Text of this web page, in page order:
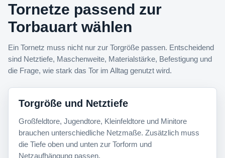
Tornetze passend zur
Torbauart wählen
Ein Tornetz muss nicht nur zur Torgröße passen. Entscheidend
sind Netztiefe, Maschenweite, Materialstärke, Befestigung und
die Frage, wie stark das Tor im Alltag genutzt wird.
Torgröße und Netztiefe
Großfeldtore, Jugendtore, Kleinfeldtore und Minitore
brauchen unterschiedliche Netzmaße. Zusätzlich muss
die Tiefe oben und unten zur Torform und
Netzaufhängung passen.